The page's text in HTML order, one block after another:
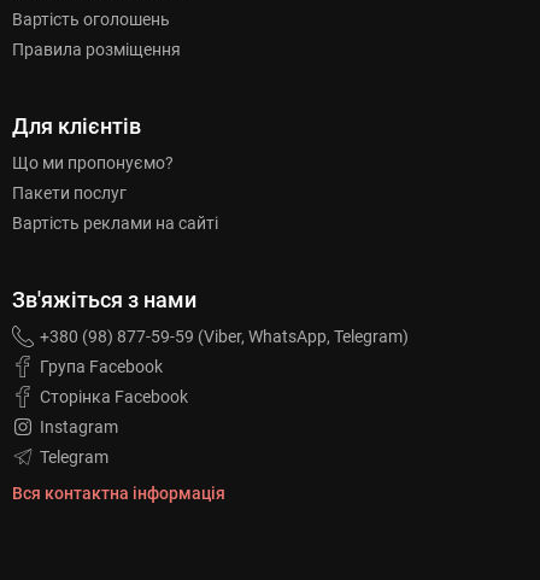
Вартість оголошень
Правила розміщення
Для клієнтів
Що ми пропонуємо?
Пакети послуг
Вартість реклами на сайті
Зв'яжіться з нами
+380 (98) 877-59-59 (Viber, WhatsApp, Telegram)
Група Facebook
Сторінка Facebook
Instagram
Telegram
Вся контактна інформація